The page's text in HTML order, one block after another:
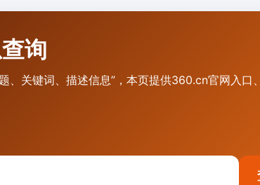
询
关键词、描述信息”，本页提供360.cn官网入口